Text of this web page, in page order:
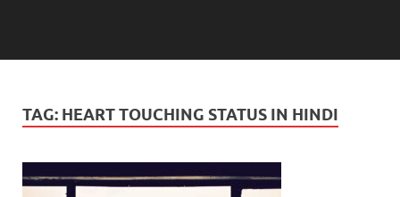
TAG: HEART TOUCHING STATUS IN HINDI